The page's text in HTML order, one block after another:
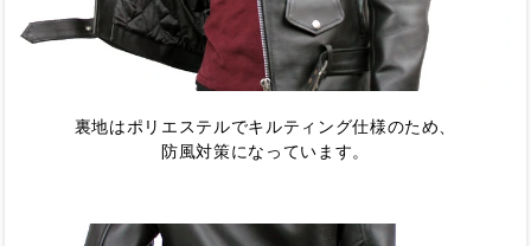
裏地はポリエステルでキルティング仕様のため、
防風対策になっています。